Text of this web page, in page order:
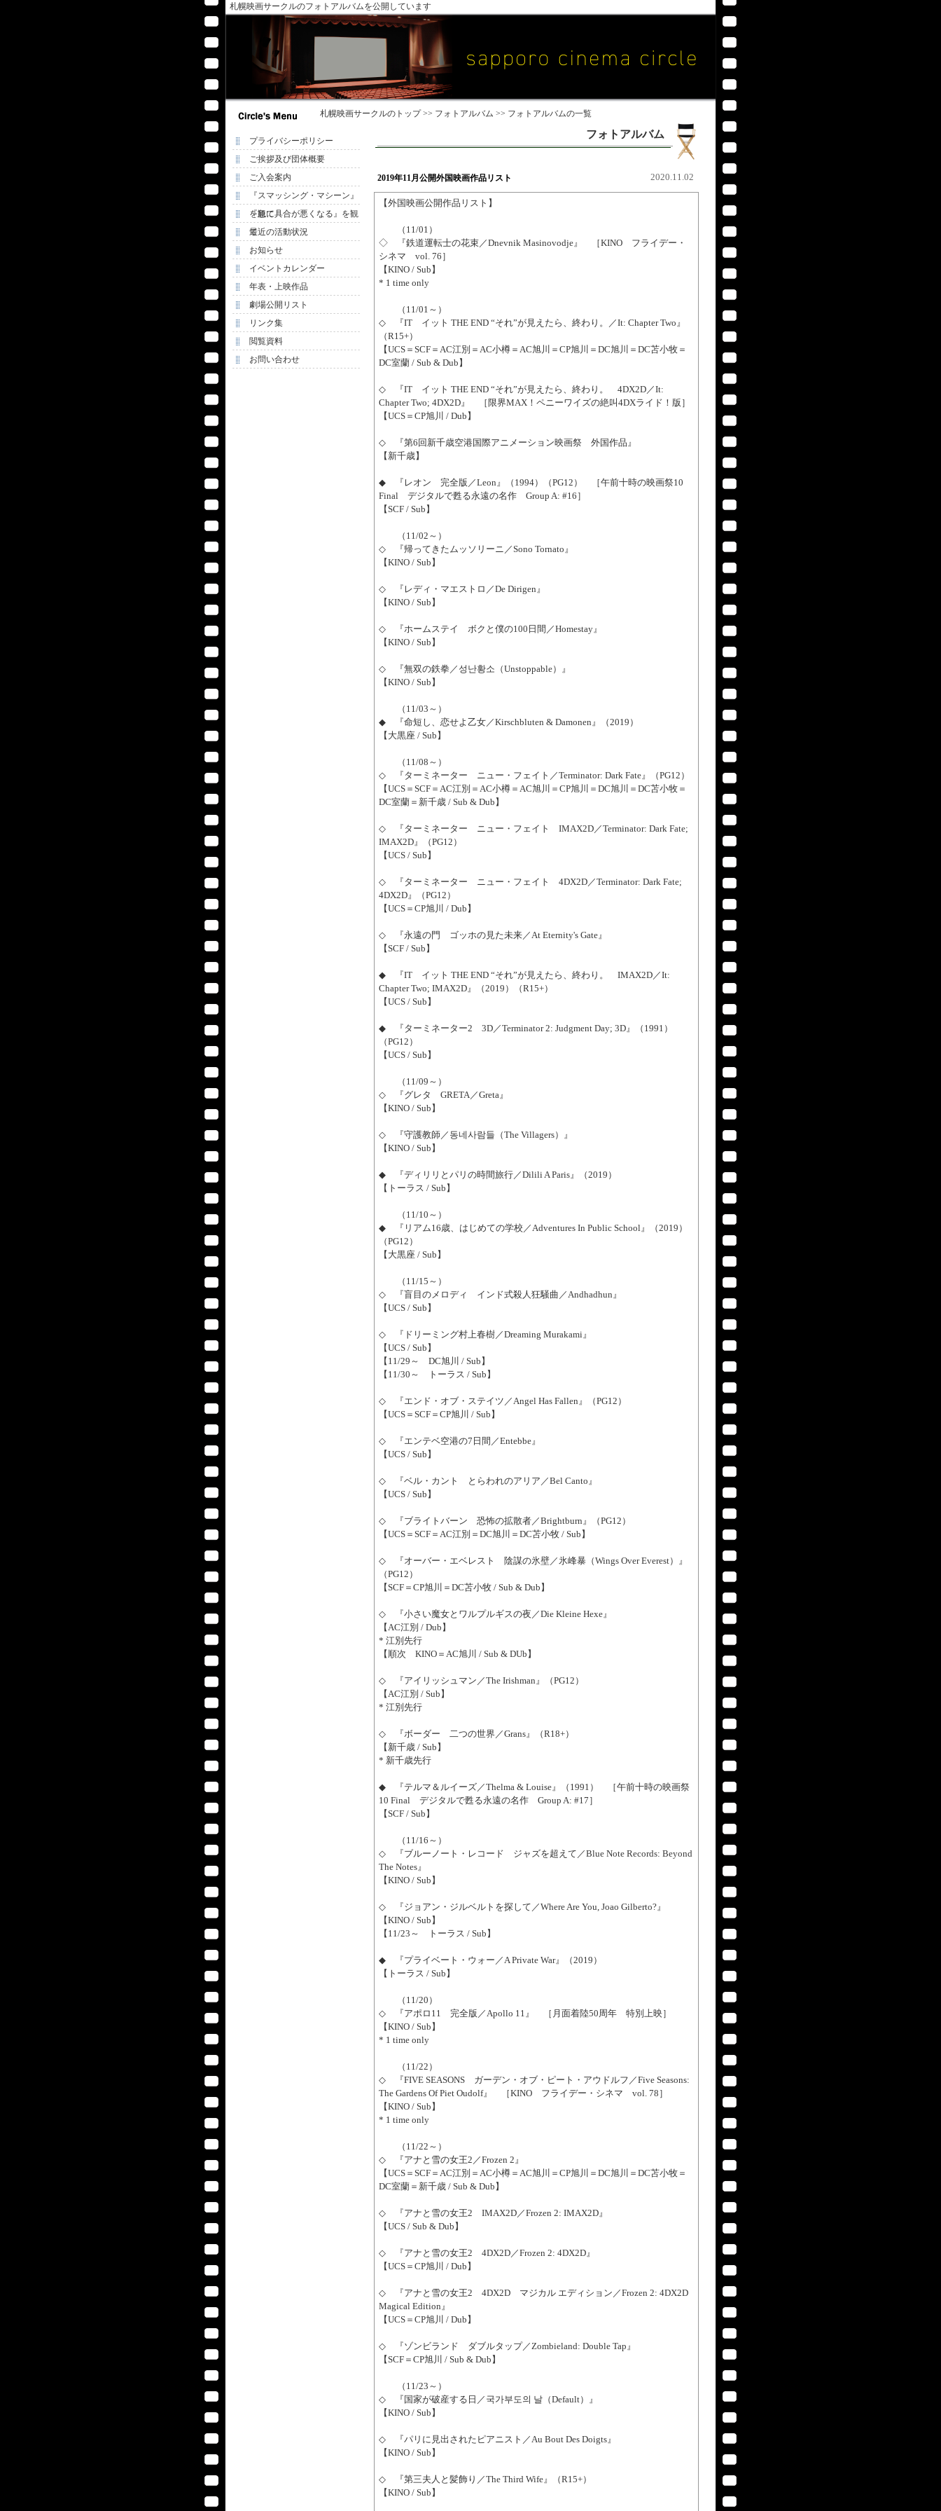
札幌映画サークルのフォトアルバムを公開しています
札幌映画サークルのトップ >> フォトアルバム >> フォトアルバムの一覧
フォトアルバム
2019年11月公開外国映画作品リスト 2020.11.02
【外国映画公開作品リスト】
（11/01）
◇ 『鉄道運転士の花束／Dnevnik Masinovodje』 ［KINO フライデー・
シネマ vol. 76］
【KINO / Sub】
* 1 time only
（11/01～）
◇ 『IT イット THE END “それ”が見えたら、終わり。／It: Chapter Two』
（R15+）
【UCS＝SCF＝AC江別＝AC小樽＝AC旭川＝CP旭川＝DC旭川＝DC苫小牧＝
DC室蘭 / Sub & Dub】
◇ 『IT イット THE END “それ”が見えたら、終わり。 4DX2D／It:
Chapter Two; 4DX2D』 ［限界MAX！ペニーワイズの絶叫4DXライド！版］
【UCS＝CP旭川 / Dub】
◇ 『第6回新千歳空港国際アニメーション映画祭 外国作品』
【新千歳】
◆ 『レオン 完全版／Leon』（1994）（PG12） ［午前十時の映画祭10
Final デジタルで甦る永遠の名作 Group A: #16］
【SCF / Sub】
（11/02～）
◇ 『帰ってきたムッソリーニ／Sono Tornato』
【KINO / Sub】
◇ 『レディ・マエストロ／De Dirigen』
【KINO / Sub】
◇ 『ホームステイ ボクと僕の100日間／Homestay』
【KINO / Sub】
◇ 『無双の鉄拳／성난황소（Unstoppable）』
【KINO / Sub】
（11/03～）
◆ 『命短し、恋せよ乙女／Kirschbluten & Damonen』（2019）
【大黒座 / Sub】
（11/08～）
◇ 『ターミネーター ニュー・フェイト／Terminator: Dark Fate』（PG12）
【UCS＝SCF＝AC江別＝AC小樽＝AC旭川＝CP旭川＝DC旭川＝DC苫小牧＝
DC室蘭＝新千歳 / Sub & Dub】
◇ 『ターミネーター ニュー・フェイト IMAX2D／Terminator: Dark Fate;
IMAX2D』（PG12）
【UCS / Sub】
◇ 『ターミネーター ニュー・フェイト 4DX2D／Terminator: Dark Fate;
4DX2D』（PG12）
【UCS＝CP旭川 / Dub】
◇ 『永遠の門 ゴッホの見た未来／At Eternity's Gate』
【SCF / Sub】
◆ 『IT イット THE END “それ”が見えたら、終わり。 IMAX2D／It:
Chapter Two; IMAX2D』（2019）（R15+）
【UCS / Sub】
◆ 『ターミネーター2 3D／Terminator 2: Judgment Day; 3D』（1991）
（PG12）
【UCS / Sub】
（11/09～）
◇ 『グレタ GRETA／Greta』
【KINO / Sub】
◇ 『守護教師／동네사람들（The Villagers）』
【KINO / Sub】
◆ 『ディリリとパリの時間旅行／Dilili A Paris』（2019）
【トーラス / Sub】
（11/10～）
◆ 『リアム16歳、はじめての学校／Adventures In Public School』（2019）
（PG12）
【大黒座 / Sub】
（11/15～）
◇ 『盲目のメロディ インド式殺人狂騒曲／Andhadhun』
【UCS / Sub】
◇ 『ドリーミング村上春樹／Dreaming Murakami』
【UCS / Sub】
【11/29～ DC旭川 / Sub】
【11/30～ トーラス / Sub】
◇ 『エンド・オブ・ステイツ／Angel Has Fallen』（PG12）
【UCS＝SCF＝CP旭川 / Sub】
◇ 『エンテベ空港の7日間／Entebbe』
【UCS / Sub】
◇ 『ベル・カント とらわれのアリア／Bel Canto』
【UCS / Sub】
◇ 『ブライトバーン 恐怖の拡散者／Brightburn』（PG12）
【UCS＝SCF＝AC江別＝DC旭川＝DC苫小牧 / Sub】
◇ 『オーバー・エベレスト 陰謀の氷壁／氷峰暴（Wings Over Everest）』
（PG12）
【SCF＝CP旭川＝DC苫小牧 / Sub & Dub】
◇ 『小さい魔女とワルプルギスの夜／Die Kleine Hexe』
【AC江別 / Dub】
* 江別先行
【順次 KINO＝AC旭川 / Sub & DUb】
◇ 『アイリッシュマン／The Irishman』（PG12）
【AC江別 / Sub】
* 江別先行
◇ 『ボーダー 二つの世界／Grans』（R18+）
【新千歳 / Sub】
* 新千歳先行
◆ 『テルマ＆ルイーズ／Thelma & Louise』（1991） ［午前十時の映画祭
10 Final デジタルで甦る永遠の名作 Group A: #17］
【SCF / Sub】
（11/16～）
◇ 『ブルーノート・レコード ジャズを超えて／Blue Note Records: Beyond
The Notes』
【KINO / Sub】
◇ 『ジョアン・ジルベルトを探して／Where Are You, Joao Gilberto?』
【KINO / Sub】
【11/23～ トーラス / Sub】
◆ 『プライベート・ウォー／A Private War』（2019）
【トーラス / Sub】
（11/20）
◇ 『アポロ11 完全版／Apollo 11』 ［月面着陸50周年 特別上映］
【KINO / Sub】
* 1 time only
（11/22）
◇ 『FIVE SEASONS ガーデン・オブ・ピート・アウドルフ／Five Seasons:
The Gardens Of Piet Oudolf』 ［KINO フライデー・シネマ vol. 78］
【KINO / Sub】
* 1 time only
（11/22～）
◇ 『アナと雪の女王2／Frozen 2』
【UCS＝SCF＝AC江別＝AC小樽＝AC旭川＝CP旭川＝DC旭川＝DC苫小牧＝
DC室蘭＝新千歳 / Sub & Dub】
◇ 『アナと雪の女王2 IMAX2D／Frozen 2: IMAX2D』
【UCS / Sub & Dub】
◇ 『アナと雪の女王2 4DX2D／Frozen 2: 4DX2D』
【UCS＝CP旭川 / Dub】
◇ 『アナと雪の女王2 4DX2D マジカル エディション／Frozen 2: 4DX2D
Magical Edition』
【UCS＝CP旭川 / Dub】
◇ 『ゾンビランド ダブルタップ／Zombieland: Double Tap』
【SCF＝CP旭川 / Sub & Dub】
（11/23～）
◇ 『国家が破産する日／국가부도의 날（Default）』
【KINO / Sub】
◇ 『パリに見出されたピアニスト／Au Bout Des Doigts』
【KINO / Sub】
◇ 『第三夫人と髪飾り／The Third Wife』（R15+）
【KINO / Sub】
プライバシーポリシー
ご挨拶及び団体概要
ご入会案内
『スマッシング・マシーン』
を観て
『急に具合が悪くなる』を観
て
最近の活動状況
お知らせ
イベントカレンダー
年表・上映作品
劇場公開リスト
リンク集
閲覧資料
お問い合わせ